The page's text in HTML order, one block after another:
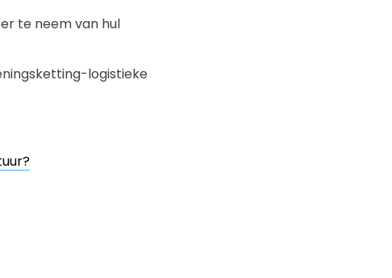
te neem van hul
logistieke